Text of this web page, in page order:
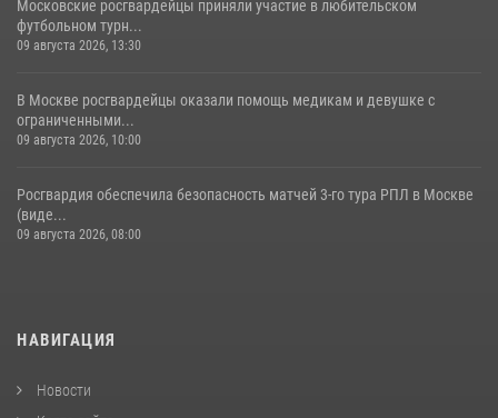
Московские росгвардейцы приняли участие в любительском
футбольном турн...
09 августа 2026, 13:30
В Москве росгвардейцы оказали помощь медикам и девушке с
ограниченными...
09 августа 2026, 10:00
Росгвардия обеспечила безопасность матчей 3-го тура РПЛ в Москве
(виде...
09 августа 2026, 08:00
НАВИГАЦИЯ
Новости